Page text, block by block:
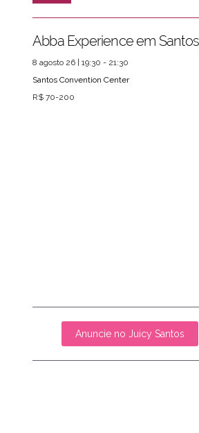
Abba Experience em Santos
8 agosto 26 | 19:30 - 21:30
Santos Convention Center
R$ 70-200
Anuncie no Juicy Santos